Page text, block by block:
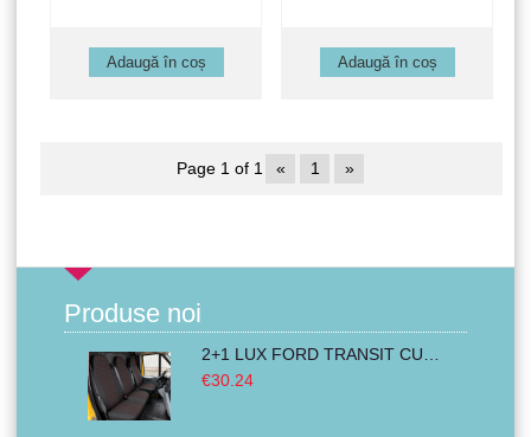
Page 1 of 1 « 1 »
Produse noi
€30.24